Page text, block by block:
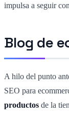
impulsa a seguir
Blog de
A hilo del punto
SEO para
productos de la